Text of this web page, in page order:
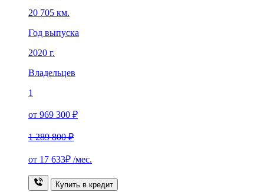
20 705 км.
Год выпуска
2020 г.
Владельцев
1
от 969 300 ₽
1 289 800 ₽
от 17 633₽ /мес.
Купить в кредит